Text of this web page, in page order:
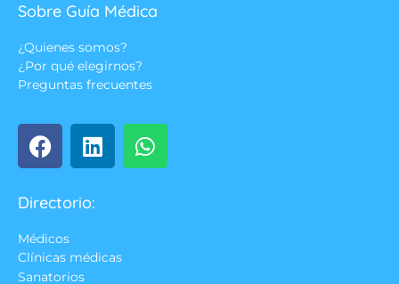
Sobre Guía Médica
¿Quienes somos?
¿Por qué elegirnos?
Preguntas frecuentes
Directorio:
Médicos
Clínicas médicas
Sanatorios